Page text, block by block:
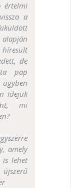
értelmi
a
híresült
de
pap
idejük
mi
amely
lehet